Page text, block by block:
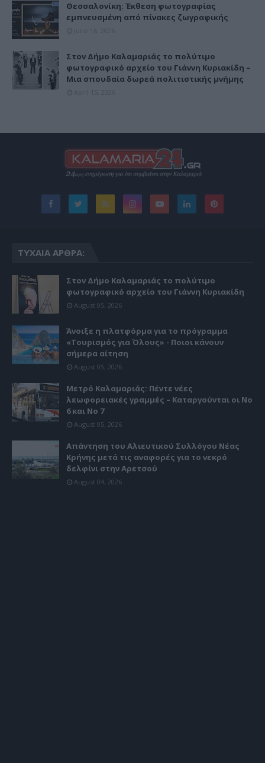
Θεσσαλονίκη: Έκθεση φωτογραφίας
εμπνευσμένη από πίνακες ζωγραφικής
Στον Δήμο Καλαμαριάς το πολύτιμο
φωτογραφικό αρχείο του Γιάννη Κυριακίδη –
Μια σπουδαία δωρεά πολιτιστικής μνήμης
ΤΥΧΑΊΑ ΆΡΘΡΑ:
Στον Δήμο Καλαμαριάς το πολύτιμο
φωτογραφικό αρχείο του Γιάννη Κυριακίδη
August 05, 2026
Άνοιξε η πλατφόρμα για το πρόγραμμα
«Τουρισμός για Όλους» - Ποιοι κάνουν
σήμερα αίτηση
August 05, 2026
Μετρό Καλαμαριάς: Πέντε νέες
λεωφορειακές γραμμές – Καταργούνται οι Νο
6 και Νο 7
August 05, 2026
Απάντηση του Αλιευτικού Συλλόγου Νέας
Κρήνης μετά τις αναφορές για το νεκρό
δελφίνι στην Αρετσού
August 04, 2026